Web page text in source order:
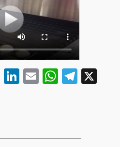
SinaLinkedIn
Email
X